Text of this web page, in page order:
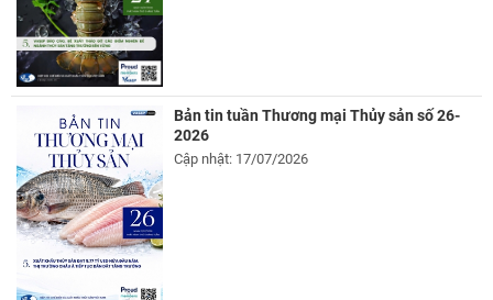
Bản tin tuần Thương mại Thủy sản số 26-
2026
Cập nhật: 17/07/2026